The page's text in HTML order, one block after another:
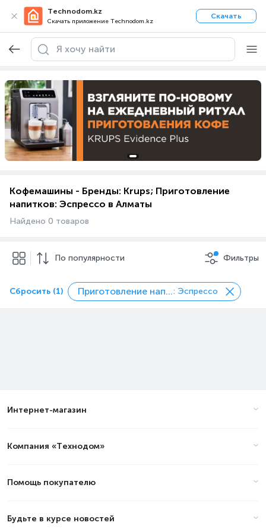
Technodom.kz
Скачать приложение Technodom.kz
Скачать
Кофемашины - Бренды: Krups; Приготовление
напитков: Эспрессо в Алматы
Найдено 0 товаров
По популярности Фильтры
Сбросить (1) Приготовление напитков: Эспрессо
Интернет-магазин
Компания «Технодом»
Помощь покупателю
Будьте в курсе новостей